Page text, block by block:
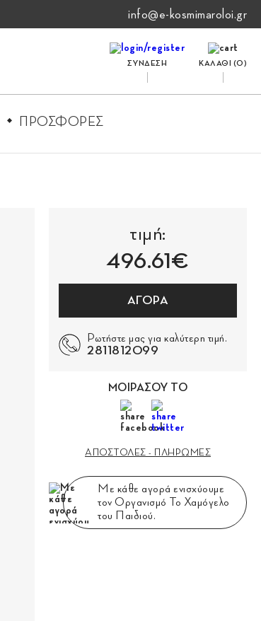
info@e-kosmimaroloi.gr
ΣΥΝΔΕΣΗ ΚΑΛΑΘΙ (0)
ΠΡΟΣΦΟΡΕΣ
τιμή:
496.61€
ΑΓΟΡΑ
Ρωτήστε μας για καλύτερη τιμή.
2811812099
ΜΟΙΡΑΣΟΥ ΤΟ
ΑΠΟΣΤΟΛΕΣ - ΠΛΗΡΩΜΕΣ
Με κάθε αγορά ενισχύουμε
τον Οργανισμό Το Χαμόγελο
του Παιδιού.